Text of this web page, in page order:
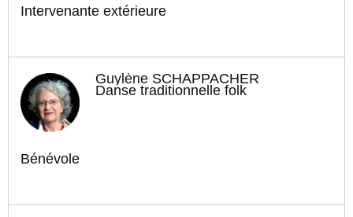
Intervenante extérieure
Guylène SCHAPPACHER
Danse traditionnelle folk
Bénévole